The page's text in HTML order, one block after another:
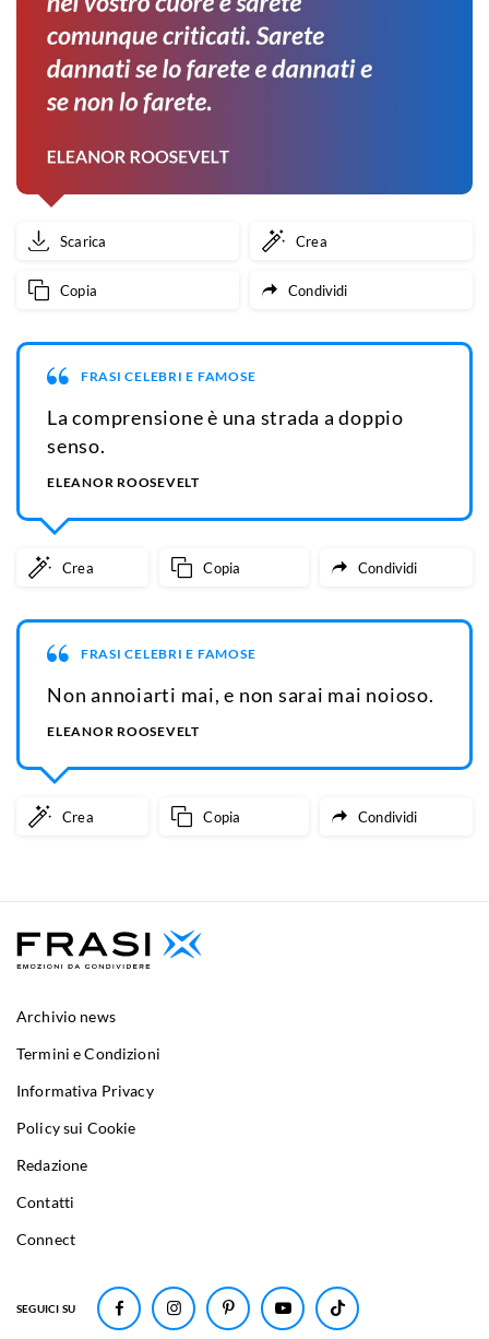
Scarica Crea
Copia Condividi
FRASI CELEBRI E FAMOSE
La comprensione è una strada a doppio
senso.
ELEANOR ROOSEVELT
Crea Copia Condividi
FRASI CELEBRI E FAMOSE
Non annoiarti mai, e non sarai mai noioso.
ELEANOR ROOSEVELT
Crea Copia Condividi
SEGUICI SU
Archivio news
Termini e Condizioni
Informativa Privacy
Policy sui Cookie
Redazione
Contatti
Connect